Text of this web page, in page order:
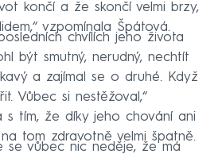
končí a že skončí velmi brzy,
vzpomínala Špátová.
chvílích jeho života
být smutný, nerudný, nechtít
a zajímal se o druhé. Když
Vůbec si nestěžoval,“
s tím, že díky jeho chování ani
tom zdravotně velmi špatně.
se vůbec nic neděje, že má